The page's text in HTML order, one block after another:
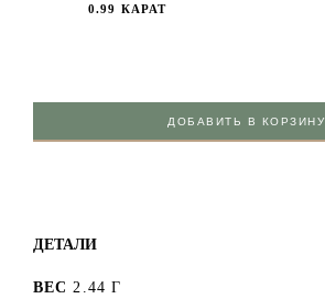
0.99 КАРАТ
ДОБАВИТЬ В КОРЗИНУ
ДЕТАЛИ
ВЕС 2.44 Г